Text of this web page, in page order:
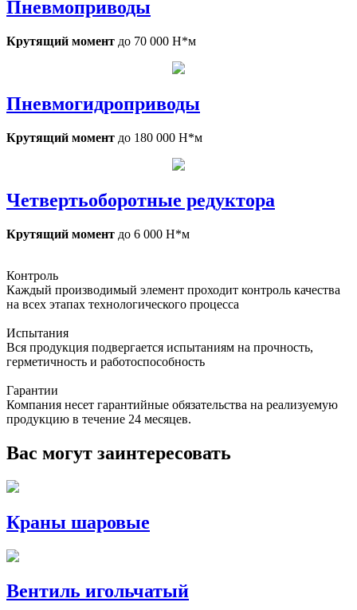
Пневмоприводы
Крутящий момент до 70 000 Н*м
Пневмогидроприводы
Крутящий момент до 180 000 Н*м
Четвертьоборотные редуктора
Крутящий момент до 6 000 Н*м
Контроль
Каждый производимый элемент проходит контроль качества
на всех этапах технологического процесса
Испытания
Вся продукция подвергается испытаниям на прочность,
герметичность и работоспособность
Гарантии
Компания несет гарантийные обязательства на реализуемую
продукцию в течение 24 месяцев.
Вас могут заинтересовать
Краны шаровые
Вентиль игольчатый